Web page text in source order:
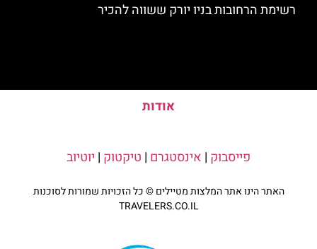
רשימת הרחובות בניו יורק ששווה להכיר
אודות
פייסבוק | אינסטגרם | טיקטוק | יוטיוב
האתר הינו אתר המלצות מטיילים © כל הזכויות שמורות לסוכנות
TRAVELERS.CO.IL